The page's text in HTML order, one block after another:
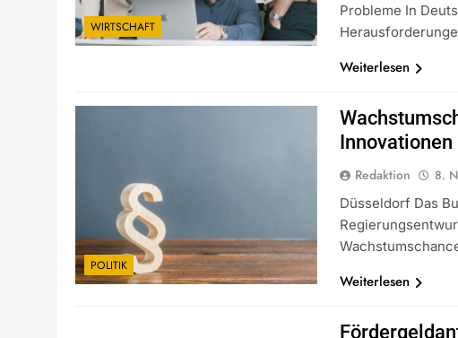
WIRTSCHAFT
Probleme In
Weiterlesen
POLITIK
Innovationen
Redaktion 8.
Düsseldorf Das
Weiterlesen